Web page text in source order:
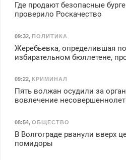
Где продают безопасные
проверило Роскачество
09:32, ПОЛИТИКА
Жеребьевка, определившая
избирательном бюллетене,
09:22, КРИМИНАЛ
Пять волжан осудили за
вовлечение
08:54, ОБЩЕСТВО
В Волгограде рванули вверх
помидоры